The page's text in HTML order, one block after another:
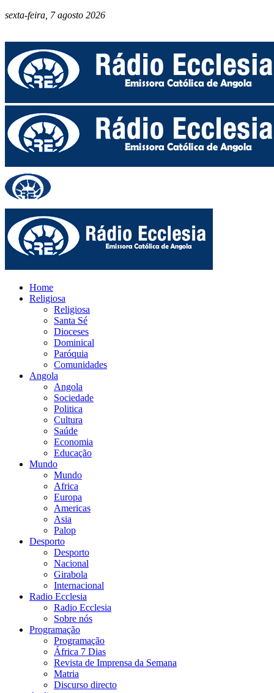
sexta-feira, 7 agosto 2026
Home
Religiosa
Religiosa
Santa Sé
Dioceses
Dominical
Paróquia
Comunidades
Angola
Angola
Sociedade
Politica
Cultura
Saúde
Economia
Educação
Mundo
Mundo
Africa
Europa
Americas
Asia
Palop
Desporto
Desporto
Nacional
Girabola
Internacional
Radio Ecclesia
Radio Ecclesia
Sobre nós
Programação
Programação
África 7 Dias
Revista de Imprensa da Semana
Matria
Discurso directo